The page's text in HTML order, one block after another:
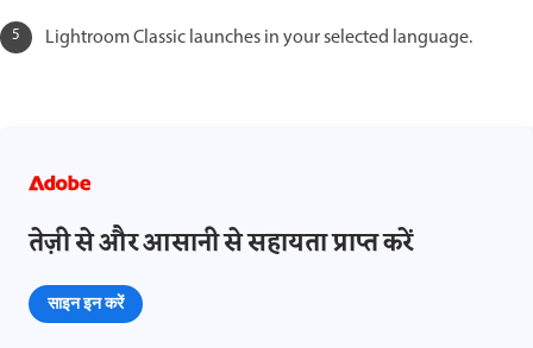
Lightroom Classic launches in your selected language.
तेज़ी से और आसानी से सहायता प्राप्त करें
साइन इन करें